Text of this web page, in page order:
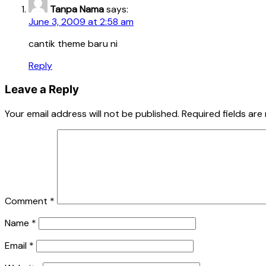
Tanpa Namasays:
June 3, 2009 at 2:58 am
cantik theme baru ni
Reply
Leave a Reply
Your email address will not be published. Required fields are
Comment *
Name *
Email *